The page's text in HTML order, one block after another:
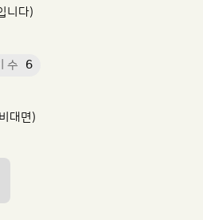
니다)
수
6
대면)